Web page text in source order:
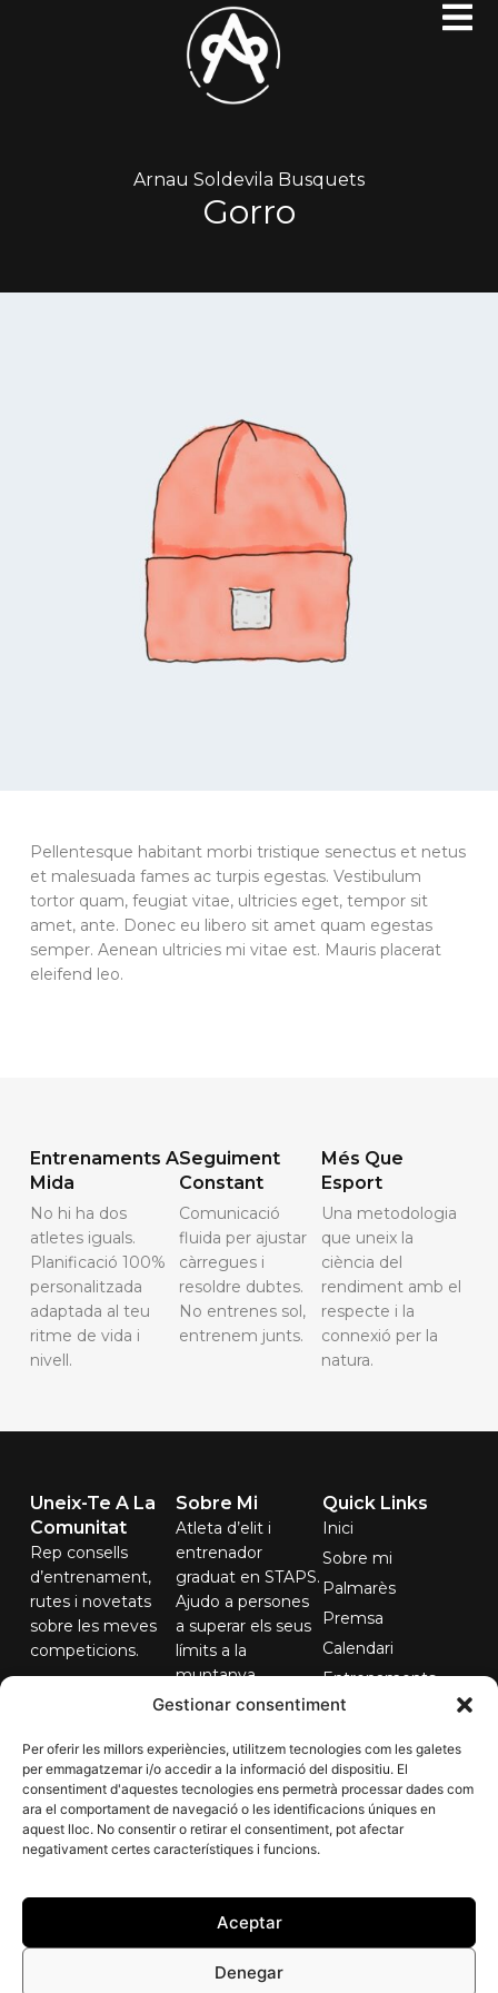
Gestionar consentiment
Per oferir les millors experiències, utilitzem tecnologies com les galetes
per emmagatzemar i/o accedir a la informació del dispositiu. El
consentiment d'aquestes tecnologies ens permetrà processar dades com
ara el comportament de navegació o les identificacions úniques en
aquest lloc. No consentir o retirar el consentiment, pot afectar
negativament certes característiques i funcions.
Aceptar
Denegar
Arnau Soldevila Busquets
Gorro
Pellentesque habitant morbi tristique senectus et netus
et malesuada fames ac turpis egestas. Vestibulum
tortor quam, feugiat vitae, ultricies eget, tempor sit
amet, ante. Donec eu libero sit amet quam egestas
semper. Aenean ultricies mi vitae est. Mauris placerat
eleifend leo.
Entrenaments A
Mida
No hi ha dos
atletes iguals.
Planificació 100%
personalitzada
adaptada al teu
ritme de vida i
nivell.
Seguiment
Constant
Comunicació
fluida per ajustar
càrregues i
resoldre dubtes.
No entrenes sol,
entrenem junts.
Més Que
Esport
Una metodologia
que uneix la
ciència del
rendiment amb el
respecte i la
connexió per la
natura.
Sobre Mi
Atleta d’elit i
entrenador
graduat en STAPS.
Ajudo a persones
a superar els seus
límits a la
muntanya.
Quick Links
Inici
Sobre mi
Palmarès
Premsa
Calendari
Entrenaments
Contacte
Uneix-Te A La
Comunitat
Rep consells
d’entrenament,
rutes i novetats
sobre les meves
competicions.
Subscriure'm